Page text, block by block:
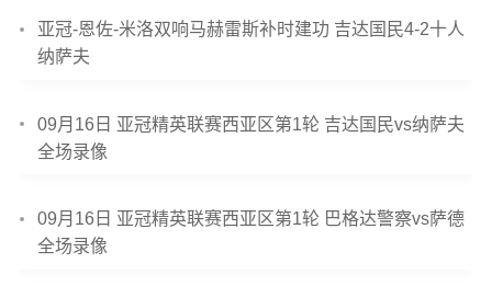
亚冠-恩佐-米洛双响马赫雷斯补时建功 吉达国民4-2十人
纳萨夫
09月16日 亚冠精英联赛西亚区第1轮 吉达国民vs纳萨夫
全场录像
09月16日 亚冠精英联赛西亚区第1轮 巴格达警察vs萨德
全场录像